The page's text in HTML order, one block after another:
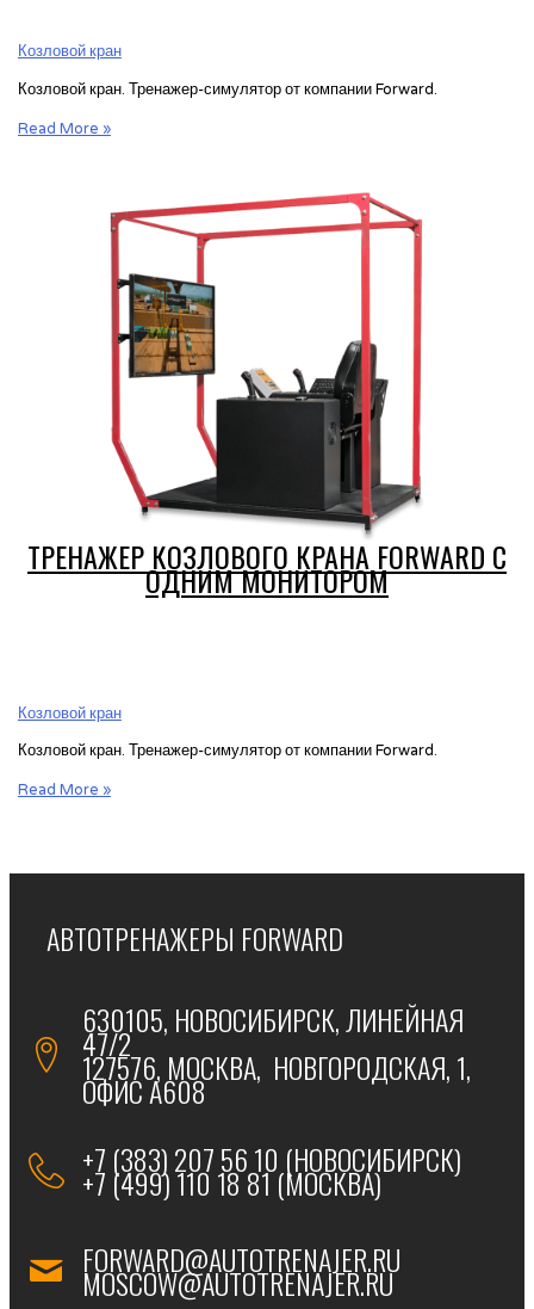
Козловой кран
Козловой кран. Тренажер-симулятор от компании Forward.
Тренажер
Read More »
ТРЕНАЖЕР КОЗЛОВОГО КРАНА FORWARD С
ОДНИМ МОНИТОРОМ
Козловой кран
Козловой кран. Тренажер-симулятор от компании Forward.
Тренажер
монитором
Read More »
АВТОТРЕНАЖЕРЫ FORWARD
630105, НОВОСИБИРСК, ЛИНЕЙНАЯ
47/2
127576, МОСКВА, НОВГОРОДСКАЯ, 1,
ОФИС А608
+7 (383) 207 56 10 (НОВОСИБИРСК)
+7 (499) 110 18 81 (МОСКВА)
FORWARD@AUTOTRENAJER.RU
MOSCOW@AUTOTRENAJER.RU